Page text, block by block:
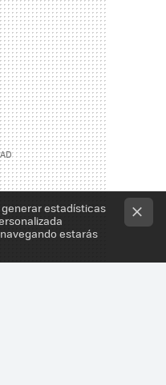
estadísticas
estarás